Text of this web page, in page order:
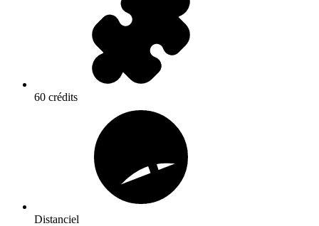
60 crédits
Distanciel